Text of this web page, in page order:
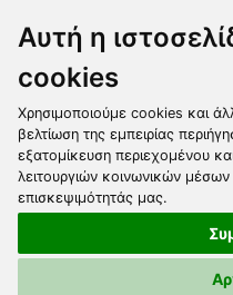
Αυτή η
cookies
Χρησιμοποιούμε cookies και
βελτίωση της εμπειρίας
εξατομίκευση περιεχομένου
λειτουργιών κοινωνικών
επισκεψιμότητάς μας.